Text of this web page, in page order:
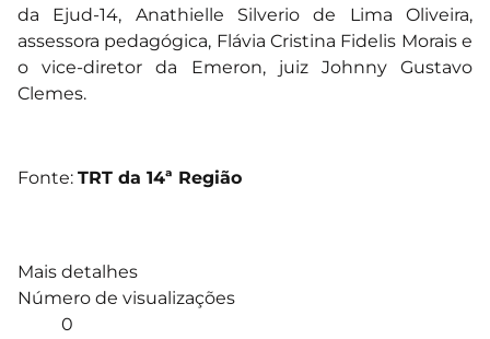
da Ejud-14, Anathielle Silverio de Lima Oliveira,
assessora pedagógica, Flávia Cristina Fidelis Morais e
o vice-diretor da Emeron, juiz Johnny Gustavo
Clemes.
Fonte: TRT da 14ª Região
Mais detalhes
Número de visualizações
0